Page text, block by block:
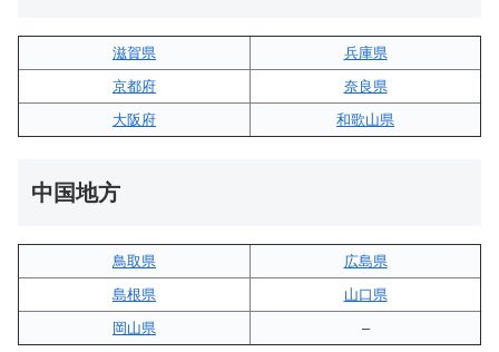
滋賀県
兵庫県
京都府
奈良県
大阪府
和歌山県
中国地方
鳥取県
広島県
島根県
山口県
岡山県
–